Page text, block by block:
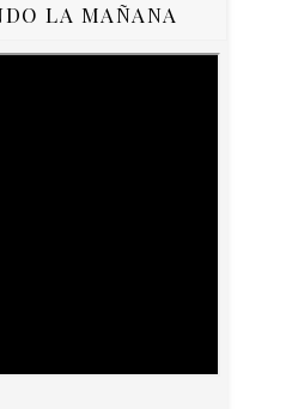
LA MAÑANA